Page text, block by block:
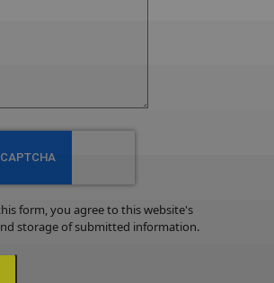
form, you agree to this website's
storage of submitted information.